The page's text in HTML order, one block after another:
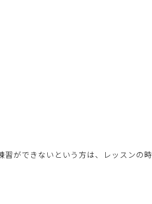
ができないという方は、レッスンの時